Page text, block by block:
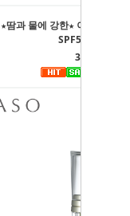
★땀과 물에 강한★ 이아소 썬 쉴
SPF50+/PA++++
33,000원